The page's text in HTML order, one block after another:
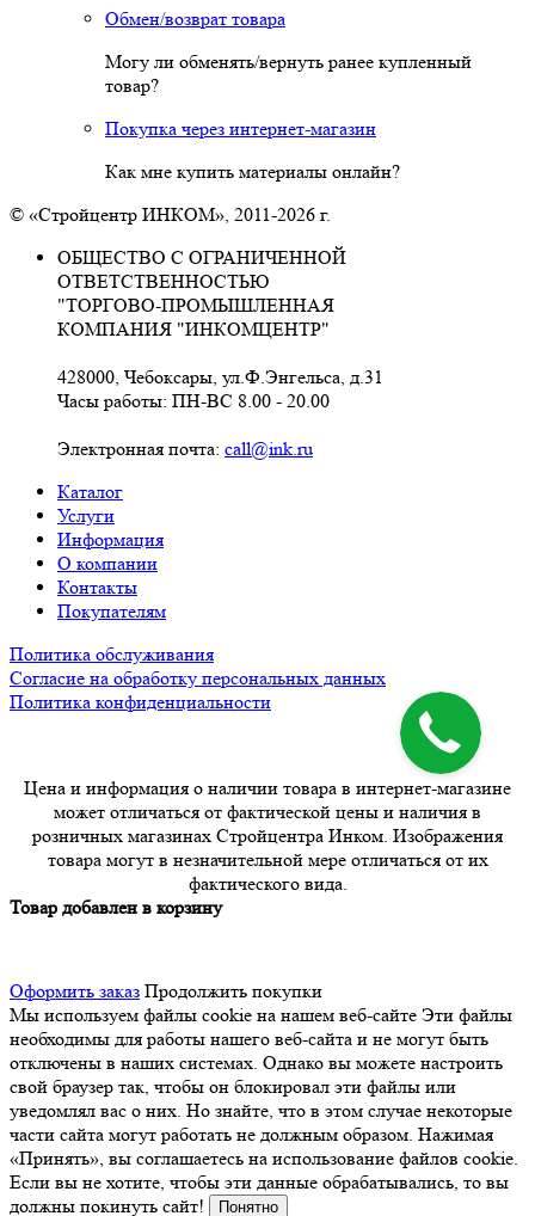
Обмен/возврат товара
Могу ли обменять/вернуть ранее купленный
товар?
Покупка через интернет-магазин
Как мне купить материалы онлайн?
© «Стройцентр ИНКОМ», 2011-2026 г.
ОБЩЕСТВО С ОГРАНИЧЕННОЙ
ОТВЕТСТВЕННОСТЬЮ
"ТОРГОВО-ПРОМЫШЛЕННАЯ
КОМПАНИЯ "ИНКОМЦЕНТР"
428000, Чебоксары, ул.Ф.Энгельса, д.31
Часы работы: ПН-ВС 8.00 - 20.00
Электронная почта: call@ink.ru
Каталог
Услуги
Информация
О компании
Контакты
Покупателям
Политика обслуживания
Согласие на обработку персональных данных
Политика конфиденциальности
Цена и информация о наличии товара в интернет-магазине
может отличаться от фактической цены и наличия в
розничных магазинах Стройцентра Инком. Изображения
товара могут в незначительной мере отличаться от их
фактического вида.
Товар добавлен в корзину
Оформить заказ Продолжить покупки
Мы используем файлы cookie на нашем веб-сайте Эти файлы
необходимы для работы нашего веб-сайта и не могут быть
отключены в наших системах. Однако вы можете настроить
свой браузер так, чтобы он блокировал эти файлы или
уведомлял вас о них. Но знайте, что в этом случае некоторые
части сайта могут работать не должным образом. Нажимая
«Принять», вы соглашаетесь на использование файлов cookie.
Если вы не хотите, чтобы эти данные обрабатывались, то вы
должны покинуть сайт!
Понятно